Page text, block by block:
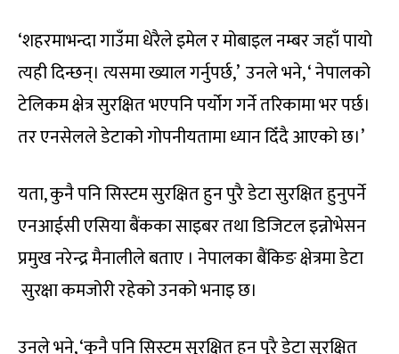
‘शहरमाभन्दा गाउँमा धेरैले इमेल र मोबाइल नम्बर जहाँ पायो
त्यही दिन्छन्। त्यसमा ख्याल गर्नुपर्छ,’ उनले भने, ‘ नेपालको
टेलिकम क्षेत्र सुरक्षित भएपनि पर्योग गर्ने तरिकामा भर पर्छ।
तर एनसेलले डेटाको गोपनीयतामा ध्यान दिँदै आएको छ।’
यता, कुनै पनि सिस्टम सुरक्षित हुन पुरै डेटा सुरक्षित हुनुपर्ने
एनआईसी एसिया बैंकका साइबर तथा डिजिटल इन्नोभेसन
प्रमुख नरेन्द्र मैनालीले बताए । नेपालका बैंकिङ क्षेत्रमा डेटा
सुरक्षा कमजोरी रहेको उनको भनाइ छ।
उनले भने, ‘कुनै पनि सिस्टम सुरक्षित हुन पुरै डेटा सुरक्षित